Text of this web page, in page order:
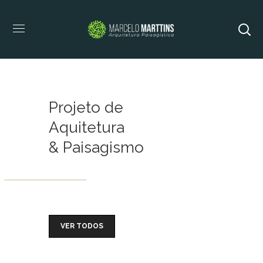
Projeto de
Aquitetura
& Paisagismo
VER TODOS